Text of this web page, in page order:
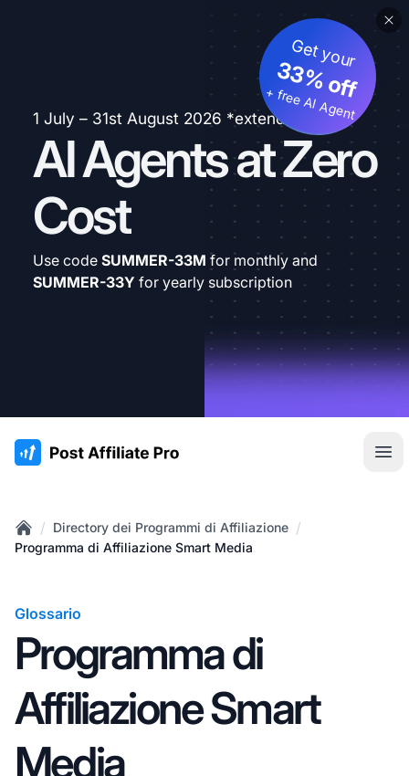
1 July – 31st August 2026 *extended
AI Agents at Zero
Cost
Get your
33% off
+ free AI Agent
Use code SUMMER-33M for monthly and
SUMMER-33Y for yearly subscription
:site.title
Home
/ Directory dei Programmi di Affiliazione /
Programma di Affiliazione Smart Media
Glossario
Programma di
Affiliazione Smart
Media